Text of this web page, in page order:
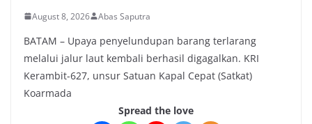
August 8, 2026 Abas Saputra
BATAM – Upaya penyelundupan barang terlarang
melalui jalur laut kembali berhasil digagalkan. KRI
Kerambit-627, unsur Satuan Kapal Cepat (Satkat)
Koarmada
Spread the love